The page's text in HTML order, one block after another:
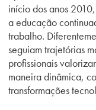
início dos anos
a educação
trabalho.
seguiam trajetórias
profissionais
maneira dinâmica,
transformações